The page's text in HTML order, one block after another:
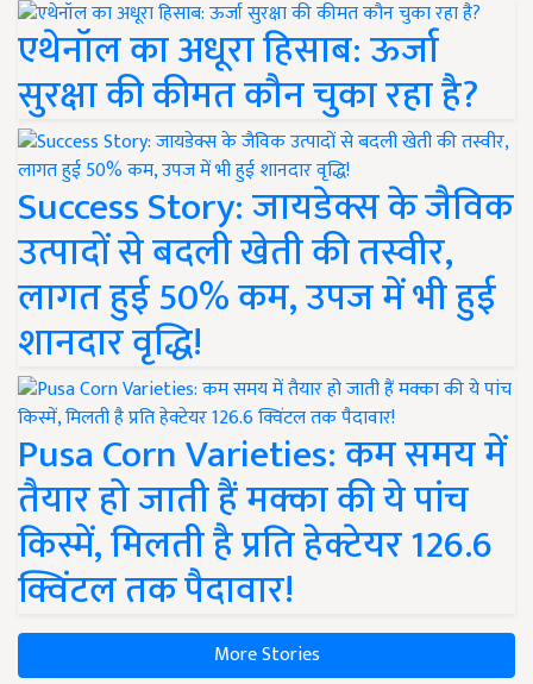
एथेनॉल का अधूरा हिसाब: ऊर्जा
सुरक्षा की कीमत कौन चुका रहा है?
Success Story: जायडेक्स के जैविक
उत्पादों से बदली खेती की तस्वीर,
लागत हुई 50% कम, उपज में भी हुई
शानदार वृद्धि!
Pusa Corn Varieties: कम समय में
तैयार हो जाती हैं मक्का की ये पांच
किस्में, मिलती है प्रति हेक्टेयर 126.6
क्विंटल तक पैदावार!
More Stories